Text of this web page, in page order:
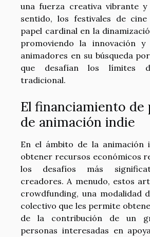
una fuerza creativa vibrante y
sentido, los festivales de cine
papel cardinal en la
promoviendo la innovación
animadores en su búsqueda
que desafían los límites
tradicional.
El financiamiento de
de animación indie
En el ámbito de la animación
obtener recursos económicos
los desafíos más
creadores. A menudo, estos
crowdfunding, una modalidad
colectivo que les permite
de la contribución de un
personas interesadas en